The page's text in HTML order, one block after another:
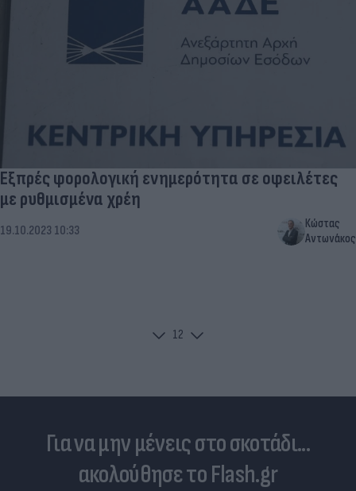
Εξπρές φορολογική ενημερότητα σε οφειλέτες
με ρυθμισμένα χρέη
19.10.2023 10:33
Κώστας
Αντωνάκος
12
Για να μην μένεις στο σκοτάδι...
ακολούθησε το Flash.gr